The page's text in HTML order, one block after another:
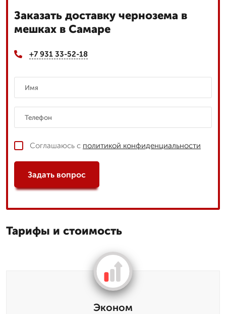
Заказать доставку чернозема в
мешках в Самаре
+7 931 33-52-18
Соглашаюсь с политикой конфиденциальности
Задать вопрос
Тарифы и стоимость
Эконом